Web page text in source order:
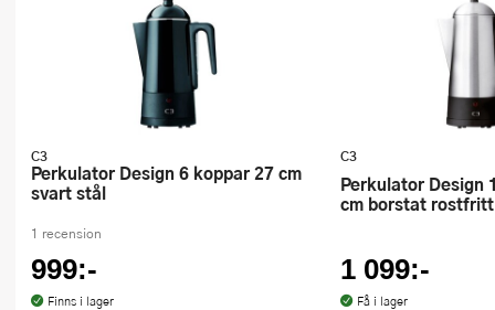
C3
Perkulator Design 6 koppar 27 cm
svart stål
1 recension
999:-
Finns i lager
C3
Perkulator Design 10 koppar 32,2
cm borstat
1 099:-
Få i lager